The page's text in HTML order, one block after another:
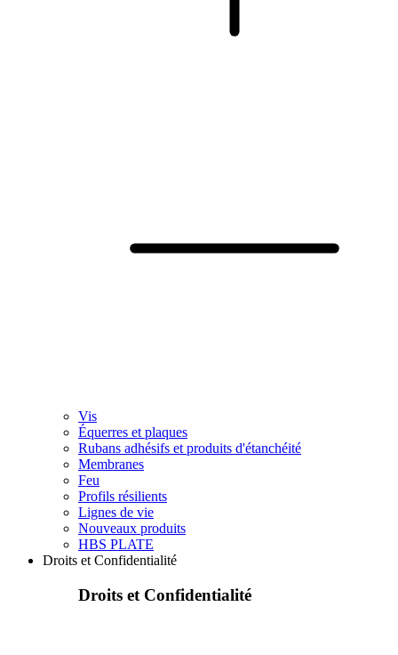
Vis
Équerres et plaques
Rubans adhésifs et produits d'étanchéité
Membranes
Feu
Profils résilients
Lignes de vie
Nouveaux produits
HBS PLATE
Droits et Confidentialité
Droits et Confidentialité